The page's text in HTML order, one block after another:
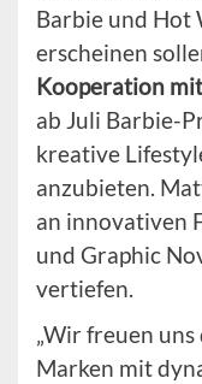
Barbie und Hot
erscheinen
Kooperation
ab Juli Barbie-
kreative
anzubieten.
an innovativen
und Graphic
vertiefen.
„Wir freuen
Marken mit